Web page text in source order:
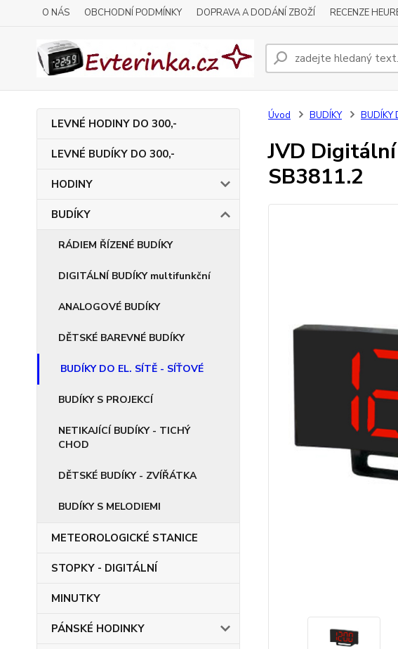
O NÁS OBCHODNÍ PODMÍNKY DOPRAVA A DODÁNÍ ZBOŽÍ RECENZE
LEVNÉ HODINY DO 300,-
LEVNÉ BUDÍKY DO 300,-
HODINY
BUDÍKY
RÁDIEM ŘÍZENÉ BUDÍKY
DIGITÁLNÍ BUDÍKY multifunkční
ANALOGOVÉ BUDÍKY
DĚTSKÉ BAREVNÉ BUDÍKY
BUDÍKY DO EL. SÍTĚ - SÍŤOVÉ
BUDÍKY S PROJEKCÍ
NETIKAJÍCÍ BUDÍKY - TICHÝ
CHOD
DĚTSKÉ BUDÍKY - ZVÍŘÁTKA
BUDÍKY S MELODIEMI
METEOROLOGICKÉ STANICE
STOPKY - DIGITÁLNÍ
MINUTKY
PÁNSKÉ HODINKY
Úvod BUDÍKY BUDÍKY
JVD
SB3811.2